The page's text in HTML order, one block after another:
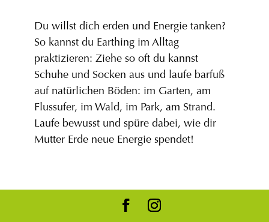
Du willst dich erden und Energie tanken?
So kannst du Earthing im Alltag
praktizieren: Ziehe so oft du kannst
Schuhe und Socken aus und laufe barfuß
auf natürlichen Böden: im Garten, am
Flussufer, im Wald, im Park, am Strand.
Laufe bewusst und spüre dabei, wie dir
Mutter Erde neue Energie spendet!